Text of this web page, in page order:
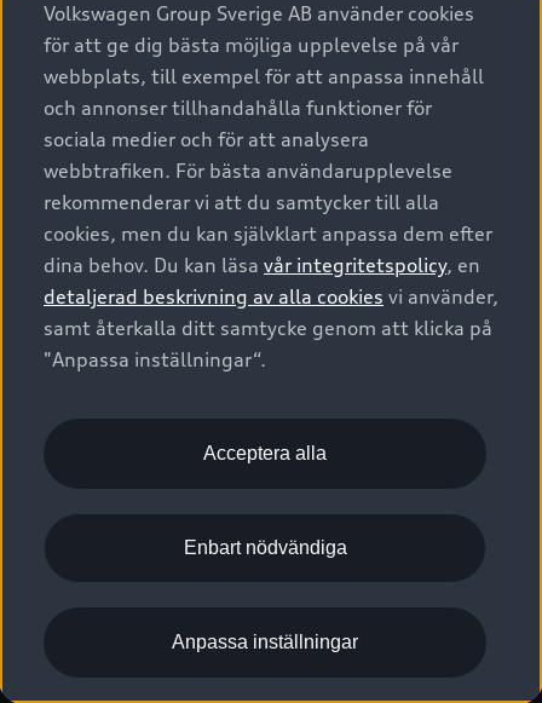
A6 modellerna
SUV
Avant
Audi Sport
Privatleasing
Nya bilar i lager
Begagnade bilar i lager
Audi approved :plus - så gott som nya
Finansiering
Audi exclusive
Provkörning
Service & tillbehör
Audi digital services
Originaltillbehör - köp online
Garantier
Försäkring
Digitala manualer för din Audi
Audi Collection – livsstilsartiklar
Vanliga frågor
2G/3G nätet stängs ned - Hur påverkas min bil av detta?
Tjänstebil
Tjänstebil
Business lease online
Företagsleasing
Om Audi Sverige
Kontakta oss
Audi Återförsäljare/-serviceverkstad
myAudi
Pressmeddelanden
Nyhetsbrev
Vårt hållbarhetsarbete
Lediga tjänster huvudkontor
Lediga tjänster hos Audi Återförsäljare
Kommentar till mediauppgifter om dataläcka
© 2026 AUDI SVERIGE. All Rights Reserved.
Utgivare Juridiskt
Juridiskt Audi AG
Juridiskt Audi Digital Giveaway
Anpassa inställningar för cookies
Visselblåsarkanaler
Volkswagen Group Sverige AB använder cookies
för att ge dig bästa möjliga upplevelse på vår
webbplats, till exempel för att anpassa innehåll
och annonser tillhandahålla funktioner för
sociala medier och för att analysera
webbtrafiken. För bästa användarupplevelse
rekommenderar vi att du samtycker till alla
cookies, men du kan självklart anpassa dem efter
dina behov. Du kan läsa vår integritetspolicy, en
detaljerad beskrivning av alla cookies vi använder,
samt återkalla ditt samtycke genom att klicka på
"Anpassa inställningar“.
Acceptera alla
Enbart nödvändiga
Anpassa inställningar